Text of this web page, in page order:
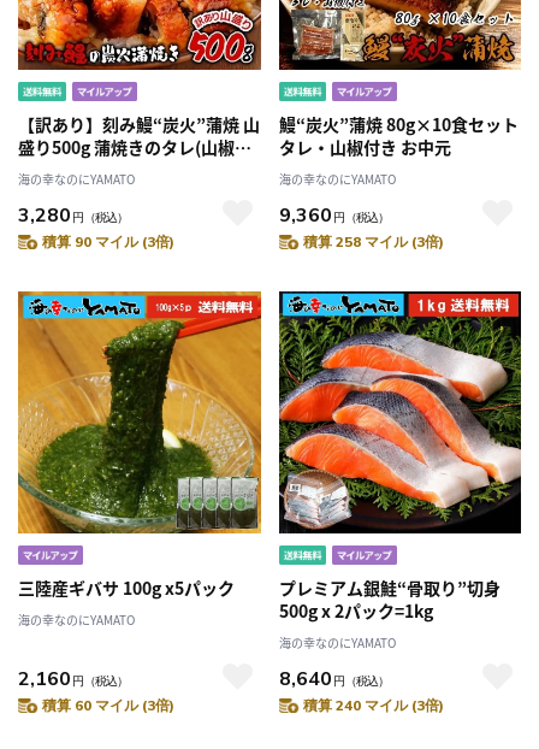
【訳あり】刻み鰻“炭火”蒲焼 山
盛り500g 蒲焼きのタレ(山椒付
き)5袋付
海の幸なのにYAMATO
3,280 円 （税込）
積算 90 マイル (3倍)
鰻“炭火”蒲焼 80g×10食セット
タレ・山椒付き お中元
海の幸なのにYAMATO
9,360 円 （税込）
積算 258 マイル (3倍)
三陸産ギバサ 100g x5パック
海の幸なのにYAMATO
2,160 円 （税込）
積算 60 マイル (3倍)
プレミアム銀鮭“骨取り”切身
500g x 2パック=1kg
海の幸なのにYAMATO
8,640 円 （税込）
積算 240 マイル (3倍)